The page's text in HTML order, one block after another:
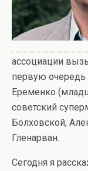
ассоциации
первую
Еременко
советский
Болховской,
Гленарван.
Сегодня я